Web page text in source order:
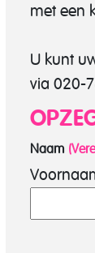
met een
U kunt
via 020-
Naam